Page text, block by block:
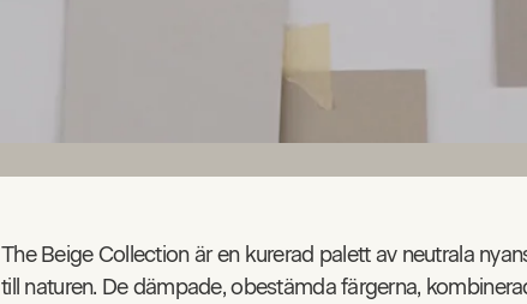
The Beige Collection är en kurerad palett av neutrala
till naturen. De dämpade, obestämda färgerna,